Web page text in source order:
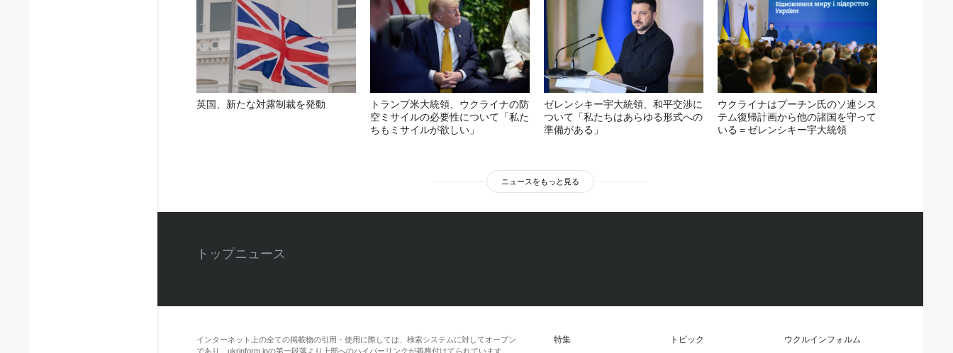
英国、新たな対露制裁を発動
トランプ米大統領、ウクライナの防
空ミサイルの必要性について「私た
ちもミサイルが欲しい」
ゼレンシキー宇大統領、和平交渉に
ついて「私たちはあらゆる形式への
準備がある」
ウクライナはプーチン氏のソ連シス
テム復帰計画から他の諸国を守って
いる＝ゼレンシキー宇大統領
ニュースをもっと見る
トップニュース
トピック ウクルインフォルム
特集
インターネット上の全ての掲載物の引用・使用に際しては、検索システムに対してオープン
であり、ukrinform.jpの第一段落より上部へのハイパーリンクが義務付けてられています。